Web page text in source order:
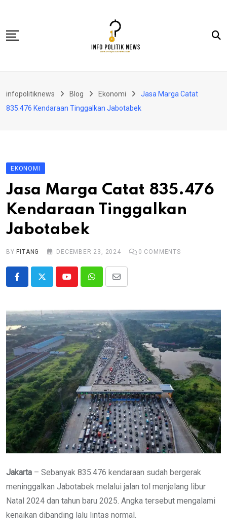
content
Politik & Hukum
Olahraga
Kolom
infopolitiknews Blog Ekonomi
Jasa Marga Catat
835.476 Kendaraan Tinggalkan Jabotabek
EKONOMI
Jasa Marga Catat 835.476
Kendaraan Tinggalkan
Jabotabek
BY FITANG DECEMBER 23, 2024 0 COMMENTS
YoutubeWhatsappShare
Email
Jakarta – Sebanyak 835.476 kendaraan sudah bergerak
meninggalkan Jabotabek melalui jalan tol menjelang libur
Natal 2024 dan tahun baru 2025. Angka tersebut mengalami
kenaikan dibanding lalu lintas normal.